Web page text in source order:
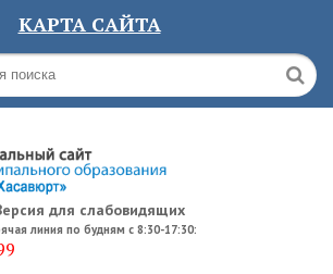
КАРТА САЙТА
для слабовидящих
линия по будням с 8:30-17:30: